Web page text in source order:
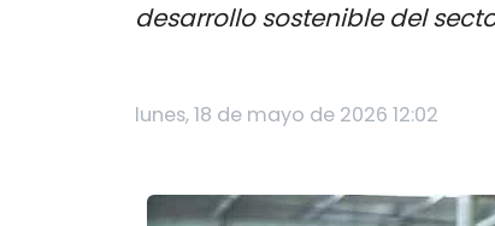
desarrollo sostenible del
lunes, 18 de mayo de 2026 12:02